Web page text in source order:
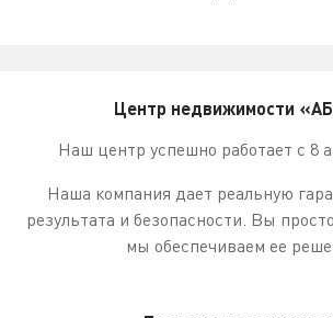
Центр недвижимости
Наш центр успешно работает с 8
Наша компания дает реальную
результата и безопасности. Вы
мы обеспечиваем ее